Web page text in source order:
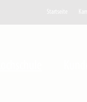
Startseite